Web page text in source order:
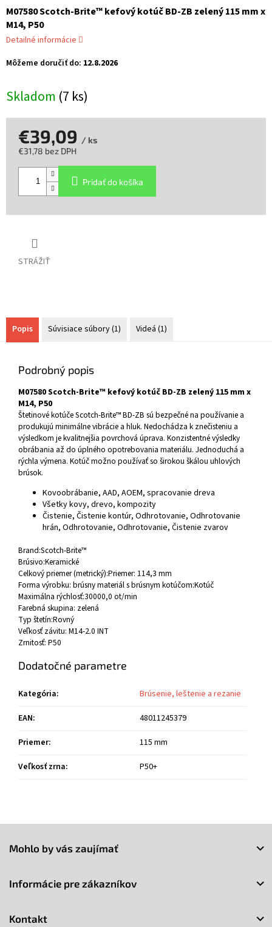
Skladom (7 ks)
Môžeme doručiť do: 12.8.2026
M07580 Scotch-Brite™ kefový kotúč BD-ZB zelený 115 mm x
M14, P50
Detailné informácie
STRÁŽIŤ
€39,09 / ks
€31,78 bez DPH
Pridať do košíka
Popis Súvisiace súbory (1) Videá (1)
Podrobný popis
M07580 Scotch-Brite™ kefový kotúč BD-ZB zelený 115 mm x
M14, P50
Štetinové kotúče Scotch-Brite™ BD-ZB sú bezpečné na používanie a
produkujú minimálne vibrácie a hluk. Nedochádza k znečisteniu a
výsledkom je kvalitnejšia povrchová úprava. Konzistentné výsledky
obrábania až do úplného opotrebovania materiálu. Jednoduchá a
rýchla výmena. Kotúč možno používať so širokou škálou uhlových
brúsok.
Kovoobrábanie, AAD, AOEM, spracovanie dreva
Všetky kovy, drevo, kompozity
Čistenie, Čistenie kontúr, Odhrotovanie, Odhrotovanie
hrán, Odhrotovanie, Odhrotovanie, Čistenie zvarov
Brand:Scotch-Brite™
Brúsivo:Keramické
Celkový priemer (metrický):Priemer: 114,3 mm
Forma výrobku: brúsny materiál s brúsnym kotúčom:Kotúč
Maximálna rýchlosť:30000,0 ot/min
Farebná skupina: zelená
Typ štetín:Rovný
Veľkosť závitu: M14-2.0 INT
Zrnitosť: P50
Dodatočné parametre
Kategória:
Brúsenie, leštenie a rezanie
EAN:
48011245379
Priemer:
115 mm
Veľkosť zrna: P50+
Mohlo by vás zaujímať
Informácie pre zákazníkov
Kontakt